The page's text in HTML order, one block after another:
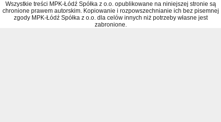
Wszystkie treści MPK-Łódź Spółka z o.o. opublikowane na niniejszej stronie są
chronione prawem autorskim. Kopiowanie i rozpowszechnianie ich bez pisemnej
zgody MPK-Łódź Spółka z o.o. dla celów innych niż potrzeby własne jest
zabronione.